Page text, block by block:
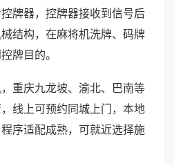
牌器，控牌器接收到信号后
结构，在麻将机洗牌、码牌
牌目的。
重庆九龙坡、渝北、巴南等
线上可预约同城上门，本地
序适配成熟，可就近选择施